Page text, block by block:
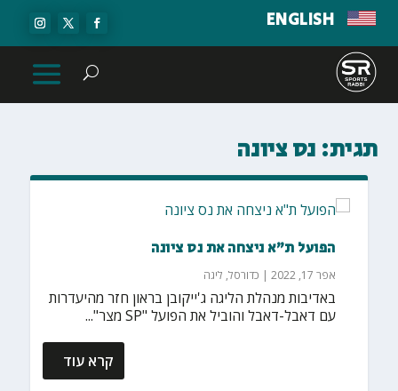
ENGLISH
תגית: נס ציונה
הפועל ת"א ניצחה את נס ציונה
אפר 17, 2022 | כדורסל, ליגה
באדיבות מנהלת הליגה ג'ייקובן בראון חזר מהיעדרות
עם דאבל-דאבל והוביל את הפועל "SP מצר"...
קרא עוד